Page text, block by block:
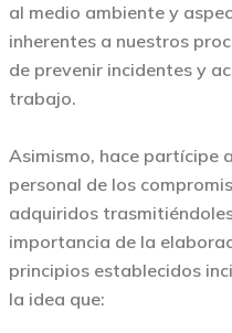
al medio ambiente y
inherentes a nuestros
de prevenir incidentes y
trabajo.
Asimismo, hace partícipe
personal de los
adquiridos
importancia de la
principios establecidos
la idea que: